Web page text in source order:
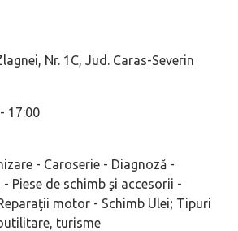
Nr. 1C, Jud. Caras-Severin
17:00
- Caroserie - Diagnoză -
Piese de schimb şi accesorii -
motor - Schimb Ulei; Tipuri
turisme